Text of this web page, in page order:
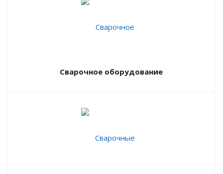
Сварочное оборудование